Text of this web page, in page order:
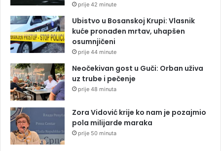
prije 42 minute
Ubistvo u Bosanskoj Krupi: Vlasnik
kuće pronađen mrtav, uhapšen
osumnjičeni
prije 44 minute
Neočekivan gost u Guči: Orban uživa
uz trube i pečenje
prije 48 minuta
Zora Vidović krije ko nam je pozajmio
pola milijarde maraka
prije 50 minuta